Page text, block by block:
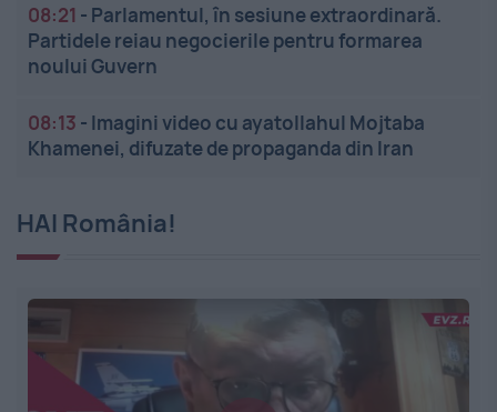
08:21 - Parlamentul, în sesiune extraordinară.
Partidele reiau negocierile pentru formarea
noului Guvern
08:13 - Imagini video cu ayatollahul Mojtaba
Khamenei, difuzate de propaganda din Iran
HAI România!